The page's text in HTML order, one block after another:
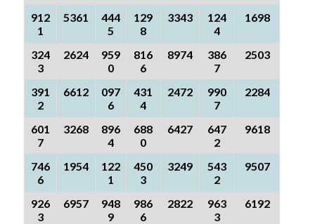
912
1
5361
444
5
129
8
3343
124
4
1698
324
3
2624
959
0
816
6
8974
386
7
2503
391
2
6612
097
6
431
4
2472
990
7
2284
601
7
3268
896
4
688
0
6427
647
2
9618
746
6
1954
122
1
450
3
3249
543
2
9507
926
3
6957
948
9
986
6
2822
963
3
6192